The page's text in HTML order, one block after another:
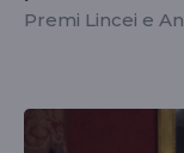
Premi Lincei e